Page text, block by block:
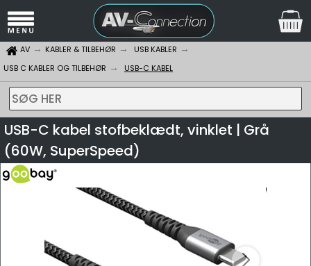
AV KABLER & TILBEHØR
USB KABLER
USB C KABLER OG TILBEHØR
USB-C KABEL
SØG HER
USB-C kabel stofbeklædt, vinklet | Grå
(60W, SuperSpeed)